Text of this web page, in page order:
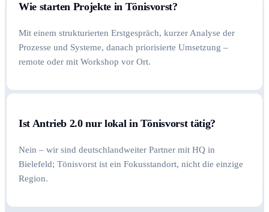
Wie starten Projekte in Tönisvorst?
Mit einem strukturierten Erstgespräch, kurzer Analyse der
Prozesse und Systeme, danach priorisierte Umsetzung –
remote oder mit Workshop vor Ort.
Ist Antrieb 2.0 nur lokal in Tönisvorst tätig?
Nein – wir sind deutschlandweiter Partner mit HQ in
Bielefeld; Tönisvorst ist ein Fokusstandort, nicht die einzige
Region.